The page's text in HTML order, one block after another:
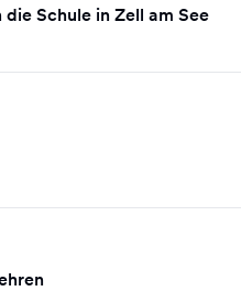
Schule in Zell am See